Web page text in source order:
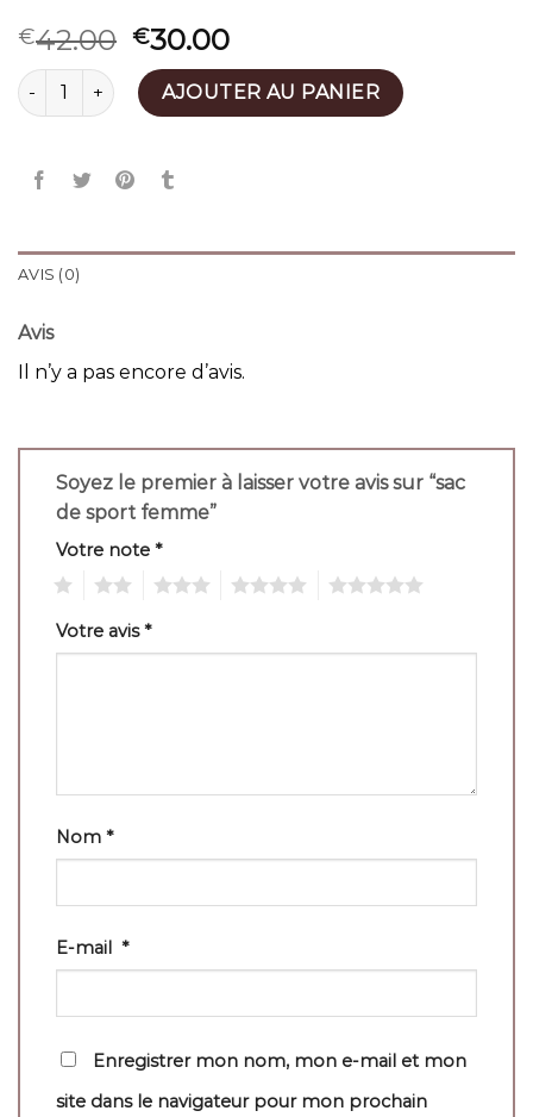
€42.00 €30.00
quantité de sac de sport femme
AJOUTER AU PANIER
AVIS (0)
Avis
Il n’y a pas encore d’avis.
Soyez le premier à laisser votre avis sur “sac
de sport femme”
Votre note *
Votre avis*
Nom *
E-mail *
Enregistrer mon nom, mon e-mail et mon
site dans le navigateur pour mon prochain